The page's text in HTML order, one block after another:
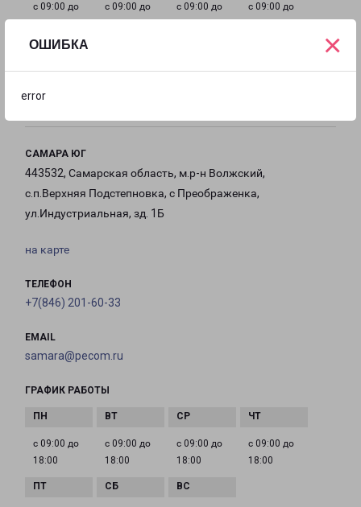
ОШИБКА
error
×
с 09:00 до
с 09:00 до
с 09:00 до
с 09:00 до
19:00
САМАРА ЮГ
443532, Самарская область, м.р-н Волжский,
с.п.Верхняя Подстепновка, с Преображенка,
ул.Индустриальная, зд. 1Б
на карте
ТЕЛЕФОН
+7(846) 201-60-33
EMAIL
samara@pecom.ru
ГРАФИК РАБОТЫ
с 09:00 до
18:00
с 09:00 до
18:00
с 09:00 до
18:00
с 09:00 до
18:00